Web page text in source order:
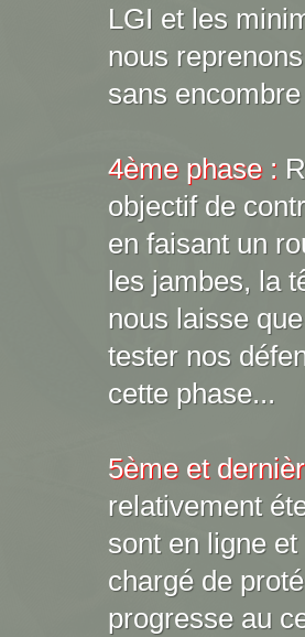
LGI et les
nous
sans
4ème phase :
objectif de
en faisant un
les jambes, la
nous laisse
tester nos
cette phase...
5ème et
relativement
sont en ligne
chargé de
progresse au